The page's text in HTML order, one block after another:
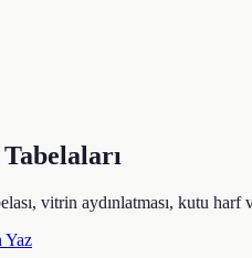
vitrin aydınlatması, kutu
Yaz